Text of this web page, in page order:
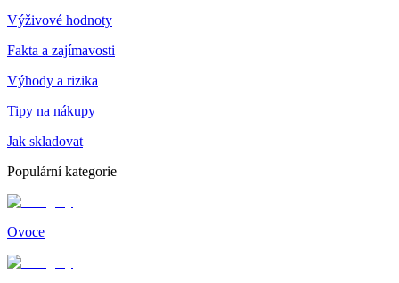
Výživové hodnoty
Fakta a zajímavosti
Výhody a rizika
Tipy na nákupy
Jak skladovat
Populární kategorie
Ovoce